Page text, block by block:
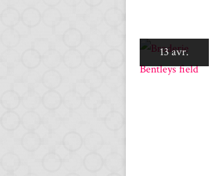
13 avr.